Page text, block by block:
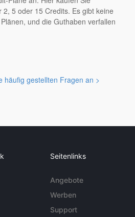
5 oder 15 Credits. Es gibt keine
und die Guthaben verfallen
häufig gestellten Fragen an >
Seitenlinks
Angebote
Werben
Support